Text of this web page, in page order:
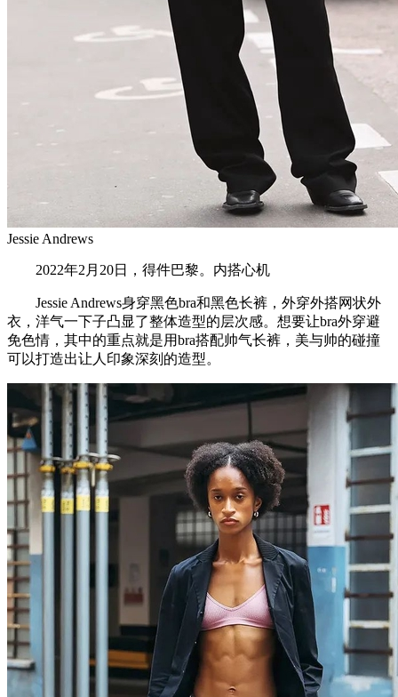
Jessie Andrews
2022年2月20日，得件巴黎。内搭心机
Jessie Andrews身穿黑色bra和黑色长裤，外穿外搭网状外
衣，洋气一下子凸显了整体造型的层次感。想要让bra外穿避
免色情，其中的重点就是用bra搭配帅气长裤，美与帅的碰撞
可以打造出让人印象深刻的造型。